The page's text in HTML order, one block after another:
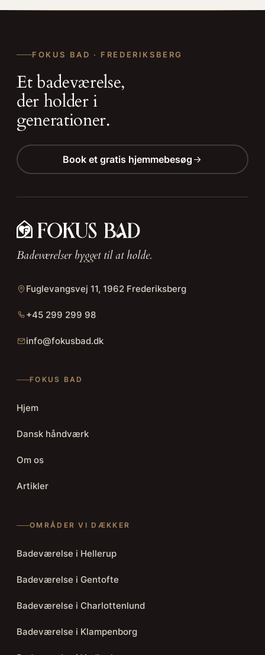
FOKUS BAD · FREDERIKSBERG
Et badeværelse,
der holder i
generationer.
Book et gratis hjemmebesøg
Badeværelser bygget til at holde.
Fuglevangsvej 11, 1962 Frederiksberg
+45 299 299 98
info@fokusbad.dk
FOKUS BAD
Hjem
Dansk håndværk
Om os
Artikler
OMRÅDER VI DÆKKER
Badeværelse i Hellerup
Badeværelse i Gentofte
Badeværelse i Charlottenlund
Badeværelse i Klampenborg